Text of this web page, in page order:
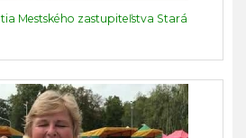
Mestského zastupiteľstva Stará